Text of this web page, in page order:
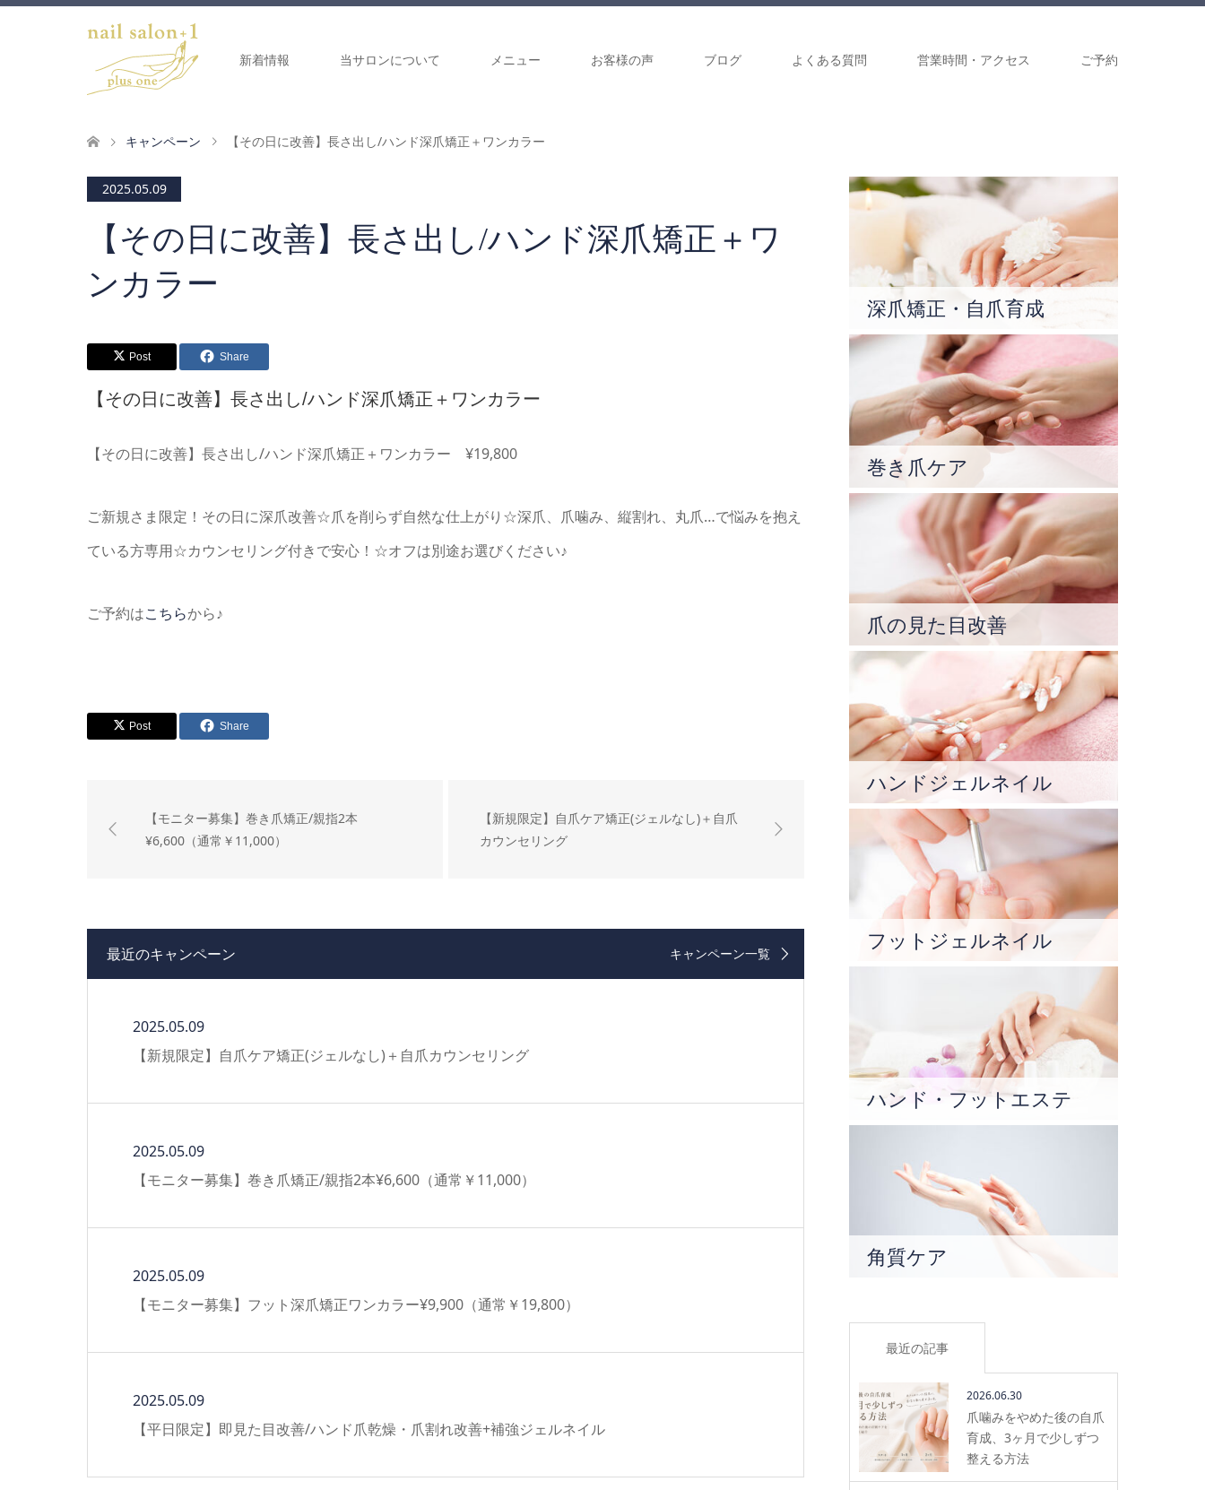
新着情報 当サロンについて メニュー お客様の声 ブログ よくある質問 営業時間・アクセス ご予約
キャンペーン 【その日に改善】長さ出し/ハンド深爪矯正＋ワンカラー
2025.05.09
【その日に改善】長さ出し/ハンド深爪矯正＋ワ
ンカラー
Post Share
【その日に改善】長さ出し/ハンド深爪矯正＋ワンカラー
【その日に改善】長さ出し/ハンド深爪矯正＋ワンカラー ¥19,800
ご新規さま限定！その日に深爪改善☆爪を削らず自然な仕上がり☆深爪、爪噛み、縦割れ、丸爪…で悩みを抱え
ている方専用☆カウンセリング付きで安心！☆オフは別途お選びください♪
ご予約はこちらから♪
Post Share
【モニター募集】巻き爪矯正/親指2本
¥6,600（通常￥11,000）
【新規限定】自爪ケア矯正(ジェルなし)＋自爪
カウンセリング
最近のキャンペーン キャンペーン一覧
2025.05.09
【新規限定】自爪ケア矯正(ジェルなし)＋自爪カウンセリング
2025.05.09
【モニター募集】巻き爪矯正/親指2本¥6,600（通常￥11,000）
2025.05.09
【モニター募集】フット深爪矯正ワンカラー¥9,900（通常￥19,800）
2025.05.09
【平日限定】即見た目改善/ハンド爪乾燥・爪割れ改善+補強ジェルネイル
深爪矯正・自爪育成
巻き爪ケア
爪の見た目改善
ハンドジェルネイル
フットジェルネイル
ハンド・フットエステ
角質ケア
最近の記事
2026.06.30
爪噛みをやめた後の自爪
育成、3ヶ月で少しずつ
整える方法